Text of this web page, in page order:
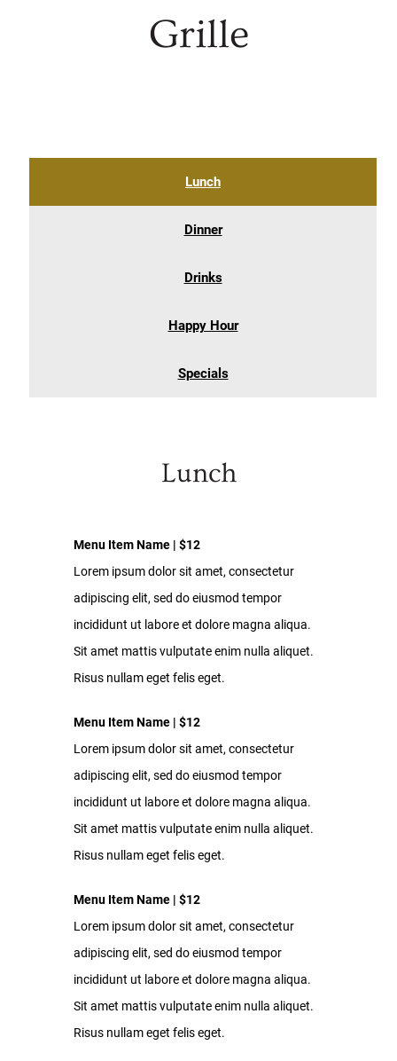
Grille
Lunch
Dinner
Drinks
Happy Hour
Specials
Lunch
Menu Item Name | $12
Lorem ipsum dolor sit amet, consectetur
adipiscing elit, sed do eiusmod tempor
incididunt ut labore et dolore magna aliqua.
Sit amet mattis vulputate enim nulla aliquet.
Risus nullam eget felis eget.
Menu Item Name | $12
Lorem ipsum dolor sit amet, consectetur
adipiscing elit, sed do eiusmod tempor
incididunt ut labore et dolore magna aliqua.
Sit amet mattis vulputate enim nulla aliquet.
Risus nullam eget felis eget.
Menu Item Name | $12
Lorem ipsum dolor sit amet, consectetur
adipiscing elit, sed do eiusmod tempor
incididunt ut labore et dolore magna aliqua.
Sit amet mattis vulputate enim nulla aliquet.
Risus nullam eget felis eget.